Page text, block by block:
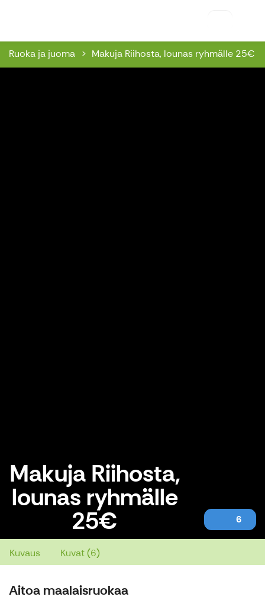
Ruoka ja juoma Makuja Riihosta, lounas ryhmälle 25€
Makuja Riihosta,
lounas ryhmälle
25€ 6
Makuja Riihosta, lounas ryhmälle 25€
Kuvaus Kuvat (6)
Aitoa maalaisruokaa